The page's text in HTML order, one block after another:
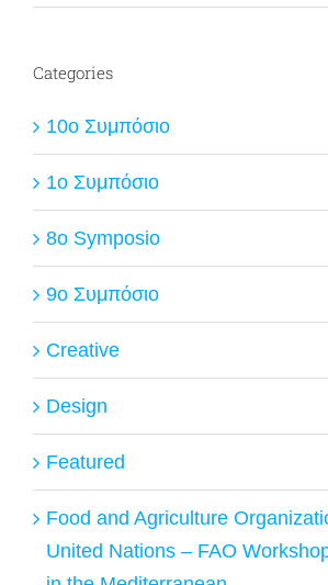
Categories
10ο Συμπόσιο
1ο Συμπόσιο
8o Symposio
9ο Συμπόσιο
Creative
Design
Featured
Food and Agriculture
United Nations – FAO